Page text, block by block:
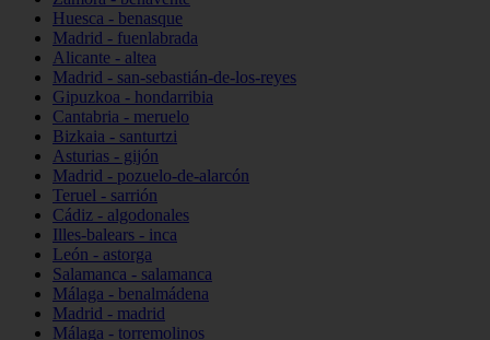
Huesca - benasque
Madrid - fuenlabrada
Alicante - altea
Madrid - san-sebastián-de-los-reyes
Gipuzkoa - hondarribia
Cantabria - meruelo
Bizkaia - santurtzi
Asturias - gijón
Madrid - pozuelo-de-alarcón
Teruel - sarrión
Cádiz - algodonales
Illes-balears - inca
León - astorga
Salamanca - salamanca
Málaga - benalmádena
Madrid - madrid
Málaga - torremolinos